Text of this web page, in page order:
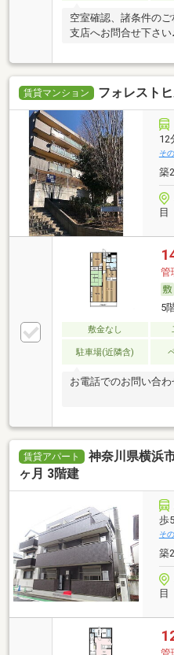
空室確認、諸条件の
支店へお問合せ下さ
賃貸マンション フォレスト
12
そ
築
目
管
5
敷金なし
駐車場(近隣含)
お電話でのお問い合
賃貸アパート
神奈川県横浜
ヶ月 3階建
歩
そ
築
目